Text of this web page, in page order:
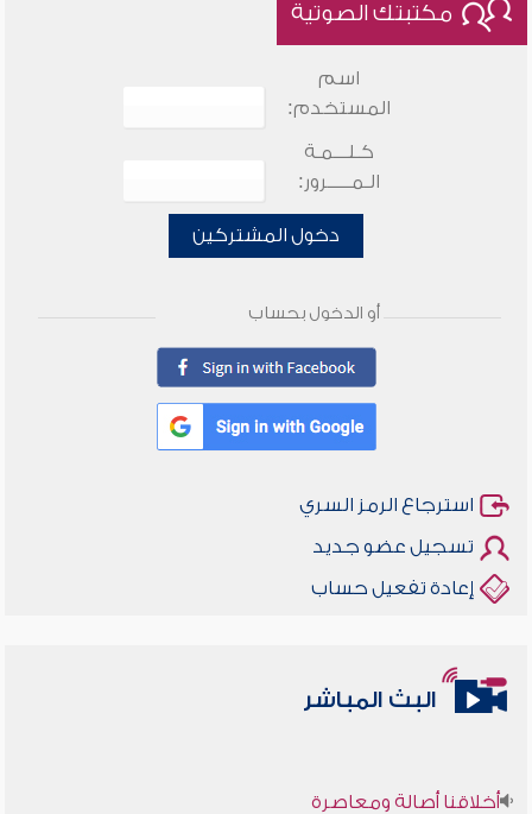
مكتبتك الصوتية
اسم
المستخدم:
كـلـــمـة
الـمـــــرور:
دخول المشتركين
أو الدخول بحساب
استرجاع الرمز السري
تسجيل عضو جديد
إعادة تفعيل حساب
البث المباشر
أخلاقنا أصالة ومعاصرة